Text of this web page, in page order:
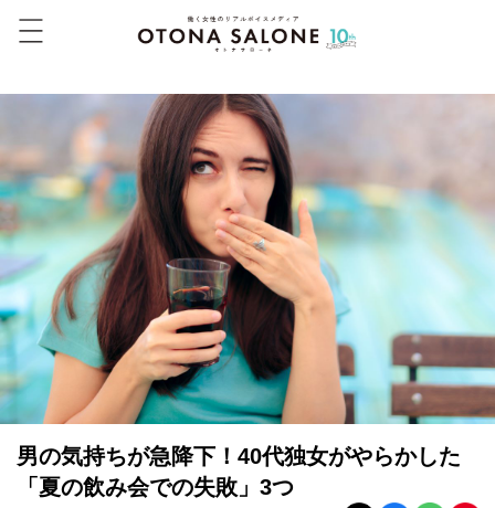
男の気持ちが急降下！40代独女がやらかした
「夏の飲み会での失敗」3つ